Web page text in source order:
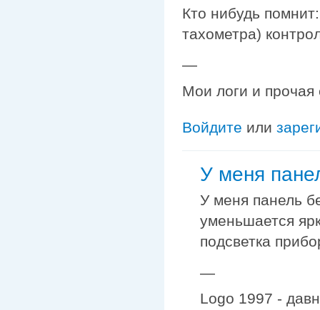
Кто нибудь
тахометра)
—
Мои логи и
Войдите или
У меня
У меня панель
уменьшается
подсветка
—
Logo 1997 -